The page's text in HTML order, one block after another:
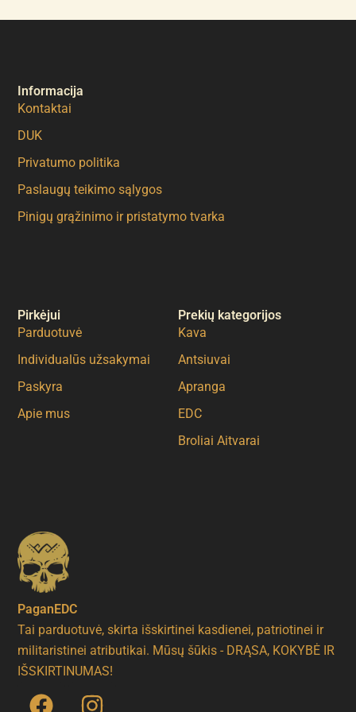
PaganEDC
Tai parduotuvė, skirta išskirtinei kasdienei, patriotinei ir
militaristinei atributikai. Mūsų šūkis - DRĄSA, KOKYBĖ IR
IŠSKIRTINUMAS!
F
I
Pirkėjui
Parduotuvė
Individualūs užsakymai
Paskyra
Apie mus
Prekių kategorijos
Kava
Antsiuvai
Apranga
EDC
Broliai Aitvarai
Informacija
Kontaktai
DUK
Privatumo politika
Paslaugų teikimo sąlygos
Pinigų grąžinimo ir pristatymo tvarka